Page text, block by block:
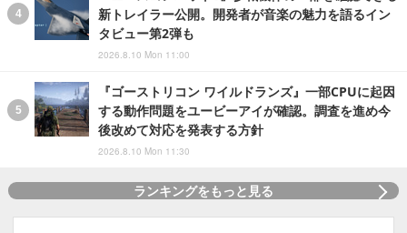
新トレイラー公開。開発者が音楽の魅力を語るイン
タビュー第2弾も
2026.8.10 Mon 11:00
『ゴーストリコン ワイルドランズ』一部CPUに起因
する動作問題をユービーアイが確認。調査を進め今
後改めて対応を発表する方針
2026.8.10 Mon 11:30
ランキングをもっと見る